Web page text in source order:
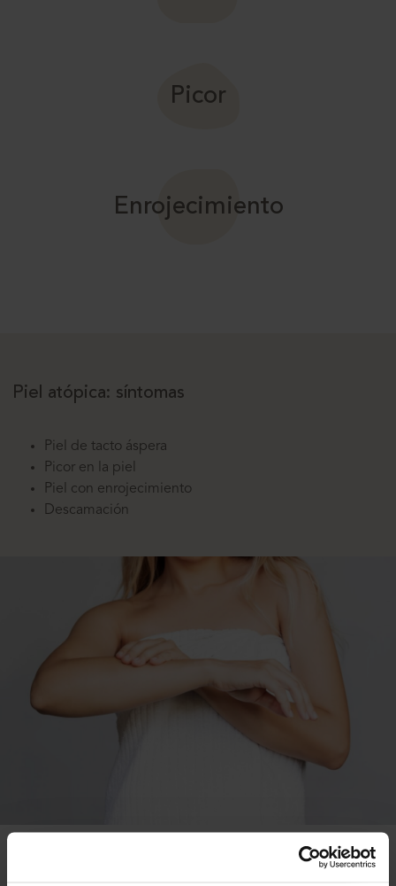
Picor
Enrojecimiento
Piel atópica: síntomas
Piel de tacto áspera
Picor en la piel
Piel con enrojecimiento
Descamación